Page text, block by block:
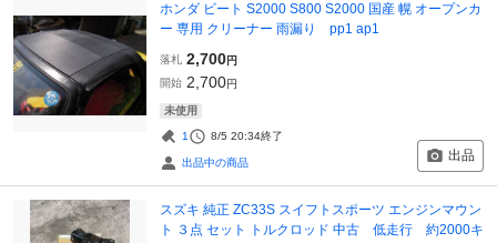
ホンダ ビート S2000 S800 S2000 国産 幌 オープンカ
ー 専用 クリーナー 雨漏り pp1 ap1
落札 2,700円
開始 2,700円
未使用
1 8/5 20:34終了
出品中の商品 出品
スズキ 純正 ZC33S スイフトスポーツ エンジンマウン
ト ３点 セット トルクロッド 中古 低走行 約2000キ